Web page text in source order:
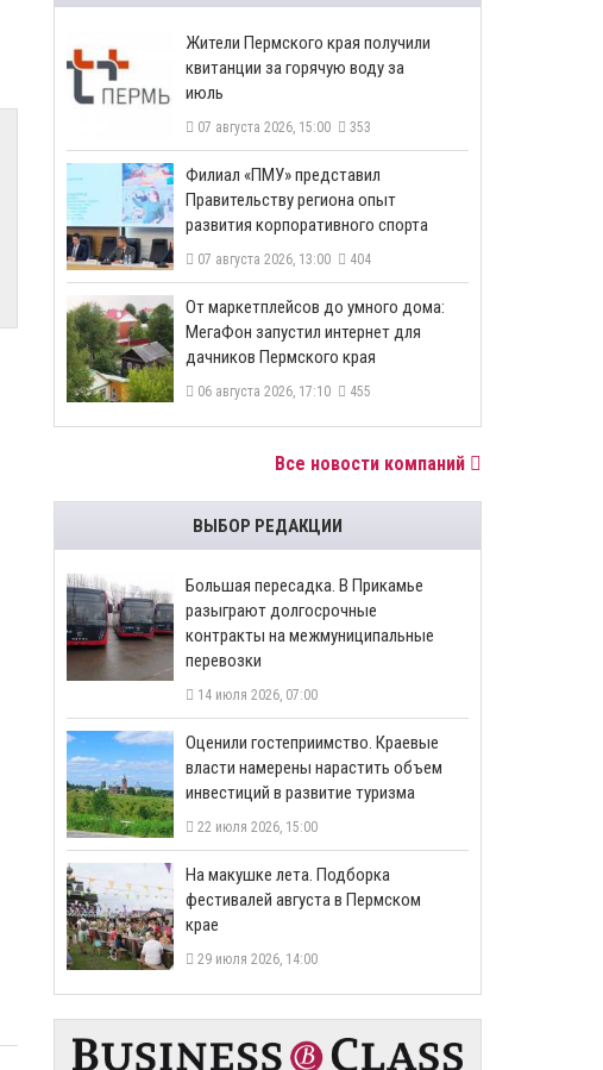
​Жители Пермского края получили
квитанции за горячую воду за
июль
07 августа 2026, 15:00 353
​Филиал «ПМУ» представил
Правительству региона опыт
развития корпоративного спорта
07 августа 2026, 13:00 404
От маркетплейсов до умного дома:
МегаФон запустил интернет для
дачников Пермского края
06 августа 2026, 17:10 455
Все новости компаний
ВЫБОР РЕДАКЦИИ
Большая пересадка. В Прикамье
разыграют долгосрочные
контракты на межмуниципальные
перевозки
14 июля 2026, 07:00
Оценили гостеприимство. Краевые
власти намерены нарастить объем
инвестиций в развитие туризма
22 июля 2026, 15:00
На макушке лета. Подборка
фестивалей августа в Пермском
крае
29 июля 2026, 14:00